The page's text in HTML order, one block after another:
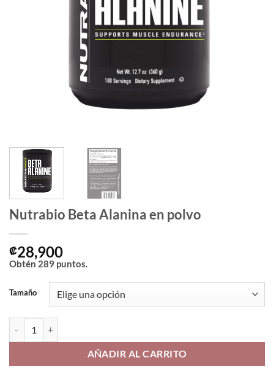
Nutrabio Beta Alanina en polvo
₡28,900
Obtén 289 puntos.
Tamaño
AÑADIR AL CARRITO